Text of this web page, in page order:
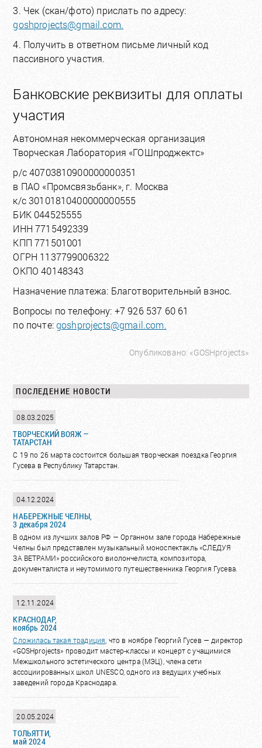
3. Чек (скан/фото) прислать по адресу:
goshprojects@gmail.com.
4. Получить в ответном письме личный код
пассивного участия.
Банковские реквизиты для оплаты
участия
Автономная некоммерческая организация
Творческая Лаборатория «ГОШпроджектс»
р/с 40703810900000000351
в ПАО «Промсвязьбанк», г. Москва
к/с 30101810400000000555
БИК 044525555
ИНН 7715492339
КПП 771501001
ОГРН 1137799006322
ОКПО 40148343
Назначение платежа: Благотворительный взнос.
Вопросы по телефону: +7 926 537 60 61
по почте:goshprojects@gmail.com.
Опубликовано: «GOSHprojects»
ПОСЛЕДЕНИЕ НОВОСТИ
08.03.2025
ТВОРЧЕСКИЙ ВОЯЖ —
ТАТАРСТАН
С 19 по 26 марта состоится большая творческая поездка Георгия
Гусева в Республику Татарстан.
04.12.2024
НАБЕРЕЖНЫЕ ЧЕЛНЫ,
3 декабря 2024
В одном из лучших залов РФ ؘ— Органном зале города Набережные
Челны был представлен музыкальный моноспектакль «СЛЕДУЯ
ЗА ВЕТРАМИ» российского виолончелиста, композитора,
документалиста и неутомимого путешественника Георгия Гусева.
12.11.2024
КРАСНОДАР,
ноябрь 2024
Сложилась такая традиция , что в ноябре Георгий Гусев — директор
«GOSHprojects» проводит мастер-классы и концерт с учащимися
Межшкольного эстетического центра (МЭЦ), члена сети
ассоциированных школ UNESCO, одного из ведущих учебных
заведений города Краснодара.
20.05.2024
ТОЛЬЯТТИ,
май 2024